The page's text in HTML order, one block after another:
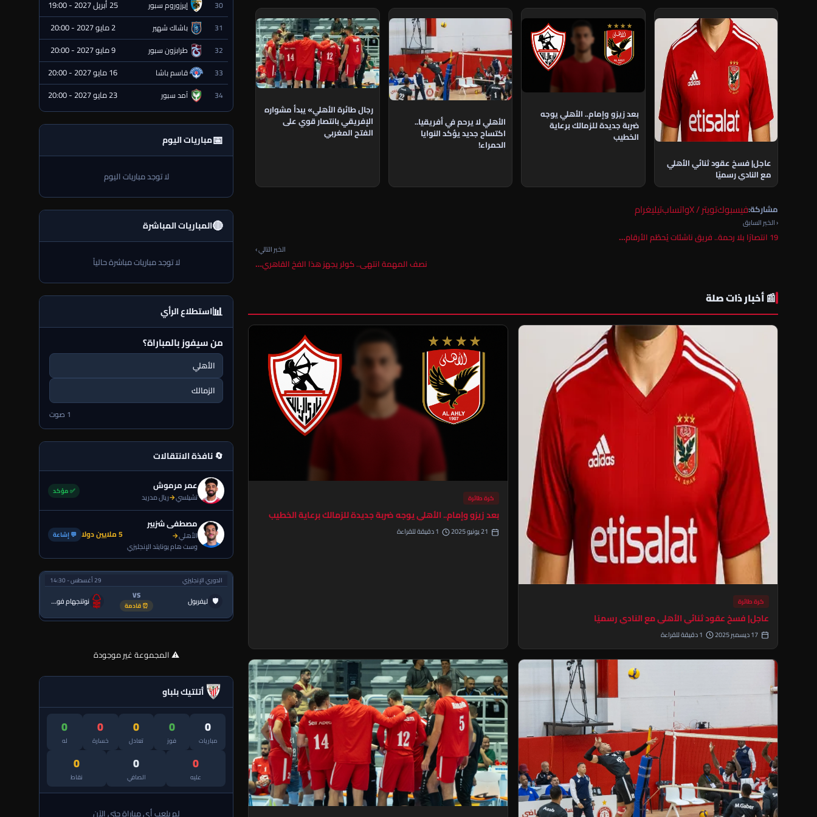
عاجل| فسخ عقود ثنائي الأهلي
مع النادي رسميًا
بعد زيزو وإمام.. الأهلي يوجه
ضربة جديدة للزمالك برعاية
الخطيب
الأهلي لا يرحم في أفريقيا..
اكتساح جديد يؤكد النوايا
الحمراء!
رجال طائرة الأهلي» يبدأ مشواره
الإفريقي بانتصار قوي على
الفتح المغربي
مشاركة:فيسبوكتويتر / X واتسابتيليغرام
‹ الخبر السابق
19 انتصارًا بلا رحمة.. فريق ناشئات يُحطّم الأرقام…
الخبر التالي ›
نصف المهمة انتهى.. كولر يجهز هذا الفخ القاهري…
📰 أخبار ذات صلة
كرة طائرة
عاجل| فسخ عقود ثنائي الأهلي مع النادي رسميًا
كرة طائرة
بعد زيزو وإمام.. الأهلي يوجه ضربة جديدة للزمالك برعاية الخطيب
30 إيرزوروم سبور 25 أبريل 2027 - 19:00
31 باشاك شهير 2 مايو 2027 - 20:00
32 طرابزون سبور 9 مايو 2027 - 20:00
33 قاسم باشا 16 مايو 2027 - 20:00
34 آمد سبور 23 مايو 2027 - 20:00
📅مباريات اليوم
لا توجد مباريات اليوم
🔴المباريات المباشرة
لا توجد مباريات مباشرة حالياً
📊استطلاع الرأي
من سيفوز بالمباراة؟
الأهلي
الزمالك
1 صوت
🔄 نافذة الانتقالات
عمر مرموش
تشيلسي→ريال مدريد
✅ مؤكد
مصطفى شزبير
الأهلي→
وست هام يونايتد الإنجليزي
5 ملايين دولا 💬 إشاعة
الدوري الإنجليزي 29 أغسطس - 14:30
🛡 ليفربول VS
⏰ قادمة نوتنجهام فورست
⚠️ المجموعة غير موجودة
أتلتيك بلباو
0
مباريات
0
فوز
0
تعادل
0
خسارة
0
له
0
عليه
0
الصافي
0
نقاط
لم يلعب أي مباراة حتى الآن